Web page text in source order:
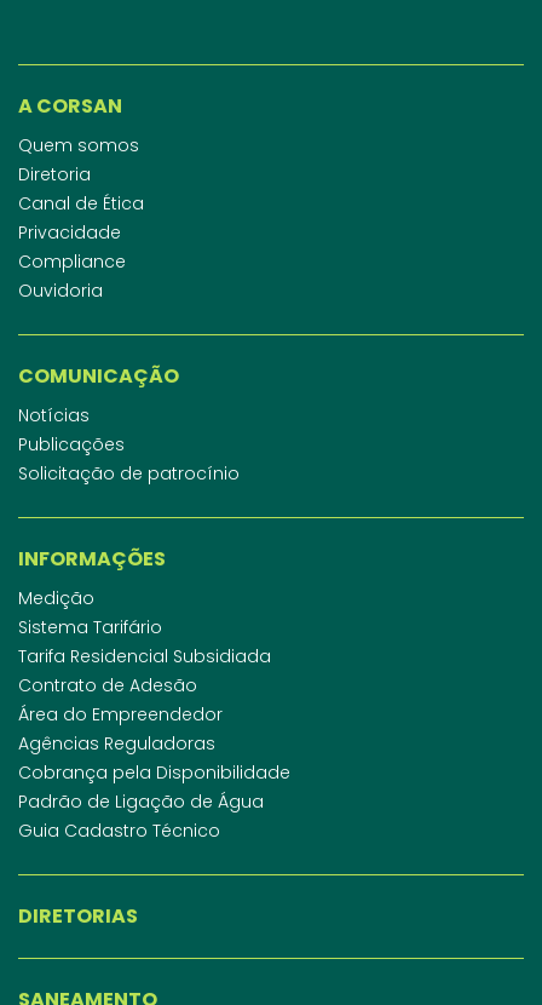
A CORSAN
Quem somos
Diretoria
Canal de Ética
Privacidade
Compliance
Ouvidoria
COMUNICAÇÃO
Notícias
Publicações
Solicitação de patrocínio
INFORMAÇÕES
Medição
Sistema Tarifário
Tarifa Residencial Subsidiada
Contrato de Adesão
Área do Empreendedor
Agências Reguladoras
Cobrança pela Disponibilidade
Padrão de Ligação de Água
Guia Cadastro Técnico
DIRETORIAS
SANEAMENTO